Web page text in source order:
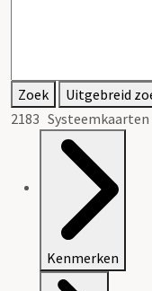
Zoek
Uitgebreid
2183 Systeemkaarten
Kenmerken